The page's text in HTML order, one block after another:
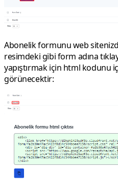
Abonelik formunu web
resimdeki gibi form adına
yapıştırmak için html kodunu
görünecektir: